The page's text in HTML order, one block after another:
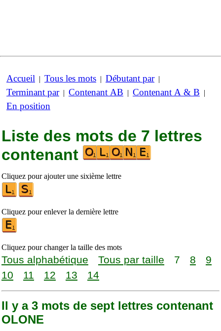
Accueil | Tous les mots | Débutant par|
Terminant par| Contenant AB | Contenant A & B |
En position
Liste des mots de 7 lettres
contenant
Cliquez pour ajouter une sixième lettre
Cliquez pour enlever la dernière lettre
Cliquez pour changer la taille des mots
Tous alphabétique Tous par taille 7 8
9
10
11 12 13 14
Il y a 3 mots de sept lettres contenant
OLONE